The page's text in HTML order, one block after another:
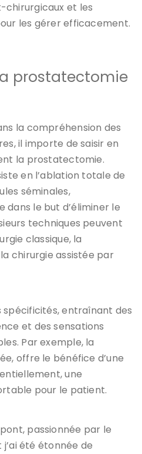
et les
les gérer efficacement.
prostatectomie
la compréhension des
il importe de saisir en
la prostatectomie.
en l’ablation totale de
séminales,
le but d’éliminer le
techniques peuvent
classique, la
chirurgie assistée par
spécificités, entraînant des
et des sensations
Par exemple, la
offre le bénéfice d’une
une
pour le patient.
passionnée par le
été étonnée de